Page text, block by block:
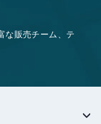
な販売チーム、テ